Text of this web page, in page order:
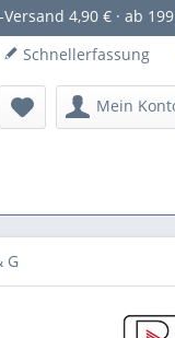
Versand 4,90 € · ab
Schnellerfassung
Mein
G